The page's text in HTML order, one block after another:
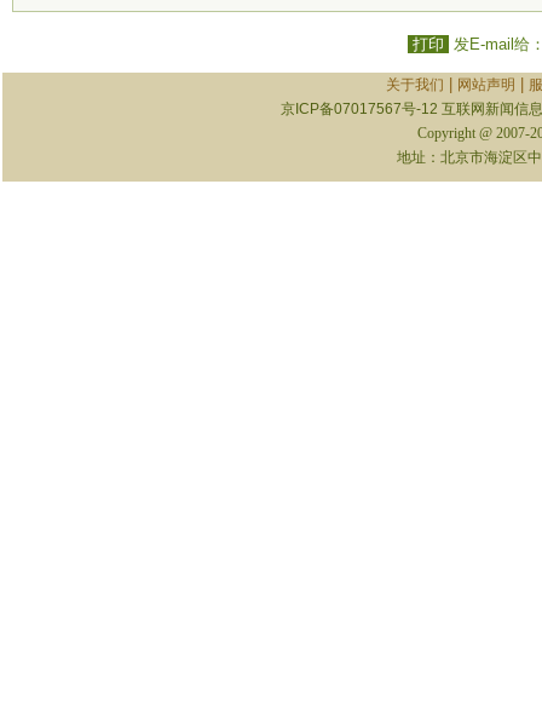
打印 发E-mail给
关于我们 网站声明
京ICP备07017567号-12 互联网新闻信
Copyright @ 2007-
地址：北京市海淀区